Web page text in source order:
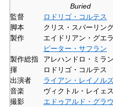
Buried
監督
ロドリゴ・コルテス
脚本
クリス・スパーリン
製作
エイドリアン・グエラ
ピーター・サフラン
製作総指
揮
アレハンドロ・ミラ
ロドリゴ・コルテス
出演者
ライアン・レイノル
音楽
ヴィクトル・レイェス
撮影
エドゥアルド・グラウ